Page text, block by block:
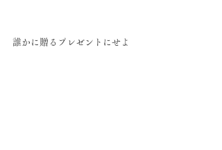
誰かに贈るプレゼントにせよ